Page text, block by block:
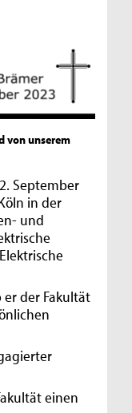
von unserem
September
in der
und
er der Fakultät
einen